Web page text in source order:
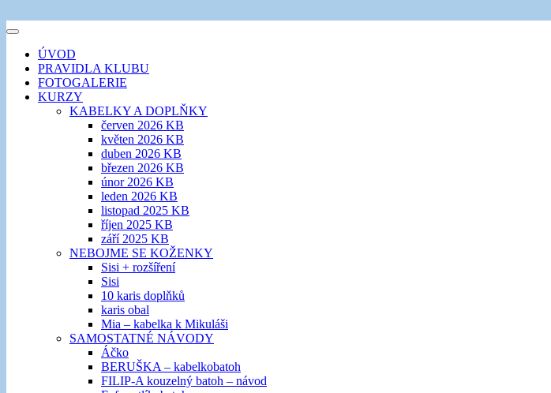
k
webuEVIKLUB
šicí klub
Toggle
navigation
ÚVOD
PRAVIDLA KLUBU
FOTOGALERIE
KURZY
KABELKY A DOPLŇKY
červen 2026 KB
květen 2026 KB
duben 2026 KB
březen 2026 KB
únor 2026 KB
leden 2026 KB
listopad 2025 KB
říjen 2025 KB
září 2025 KB
NEBOJME SE KOŽENKY
Sisi + rozšíření
Sisi
10 karis doplňků
karis obal
Mia – kabelka k Mikuláši
SAMOSTATNÉ NÁVODY
Áčko
BERUŠKA – kabelkobatoh
FILIP-A kouzelný batoh – návod